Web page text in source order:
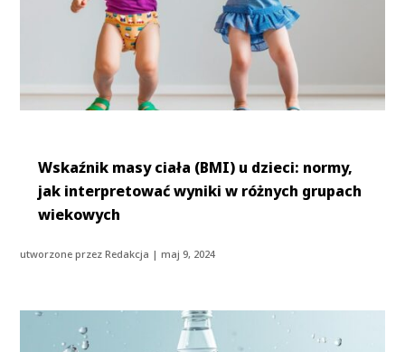
Wskaźnik masy ciała (BMI) u dzieci: normy,
jak interpretować wyniki w różnych grupach
wiekowych
utworzone przezRedakcja |maj 9, 2024